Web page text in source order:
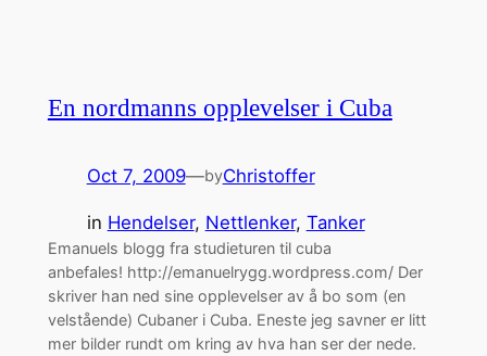
En nordmanns opplevelser i Cuba
Oct 7, 2009—byChristoffer
in Hendelser, Nettlenker, Tanker
Emanuels blogg fra studieturen til cuba
anbefales! http://emanuelrygg.wordpress.com/ Der
skriver han ned sine opplevelser av å bo som (en
velstående) Cubaner i Cuba. Eneste jeg savner er litt
mer bilder rundt om kring av hva han ser der nede.